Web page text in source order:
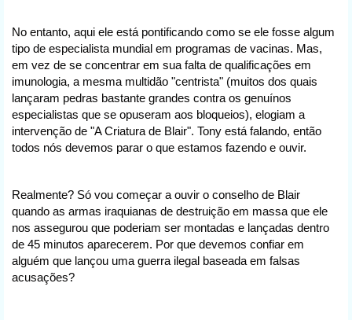
No entanto, aqui ele está pontificando como se ele fosse algum
tipo de especialista mundial em programas de vacinas. Mas,
em vez de se concentrar em sua falta de qualificações em
imunologia, a mesma multidão "centrista" (muitos dos quais
lançaram pedras bastante grandes contra os genuínos
especialistas que se opuseram aos bloqueios), elogiam a
intervenção de "A Criatura de Blair". Tony está falando, então
todos nós devemos parar o que estamos fazendo e ouvir.
Realmente? Só vou começar a ouvir o conselho de Blair
quando as armas iraquianas de destruição em massa que ele
nos assegurou que poderiam ser montadas e lançadas dentro
de 45 minutos aparecerem. Por que devemos confiar em
alguém que lançou uma guerra ilegal baseada em falsas
acusações?